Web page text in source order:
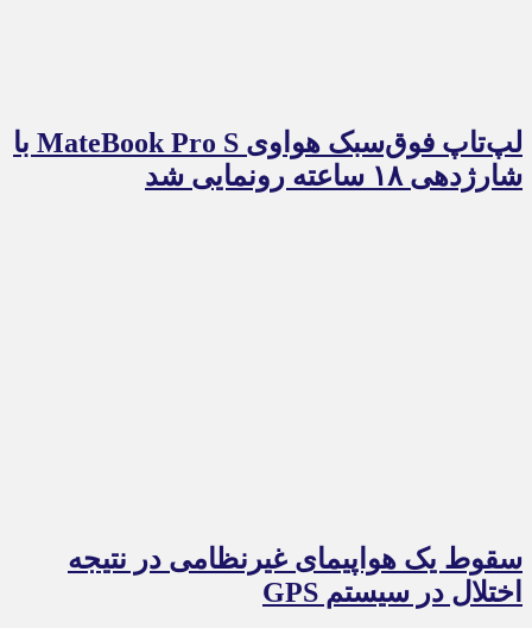
لپ‌تاپ فوق‌سبک هواوی MateBook Pro S با
شارژدهی ۱۸ ساعته رونمایی شد
سقوط یک هواپیمای غیرنظامی در نتیجه
اختلال در سیستم‌ GPS